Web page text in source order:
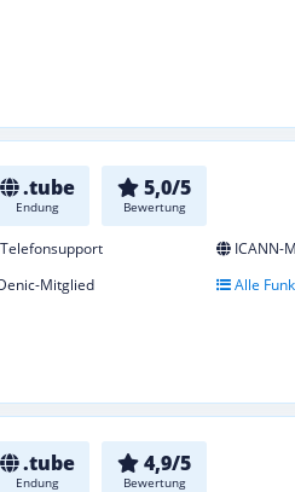
.tube
Endung
5,0/5
Bewertung
Telefonsupport
ICANN-
Mitglied
Alle
.tube
Endung
4,9/5
Bewertung